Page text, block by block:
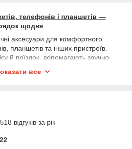
телефонів і планшетів —
щодня
аксесуари для комфортного
планшетів та інших пристроїв.
й поїздок, допомагають зручно
все
відгуків за рік